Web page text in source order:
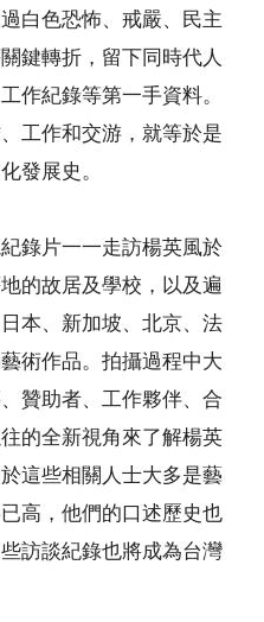
白色恐怖、戒嚴、民主
鍵轉折，留下同時代人
作紀錄等第一手資料。
工作和交游，就等於是
發展史。
錄片一一走訪楊英風於
的故居及學校，以及遍
本、新加坡、北京、法
術作品。拍攝過程中大
贊助者、工作夥伴、合
的全新視角來了解楊英
這些相關人士大多是藝
高，他們的口述歷史也
訪談紀錄也將成為台灣